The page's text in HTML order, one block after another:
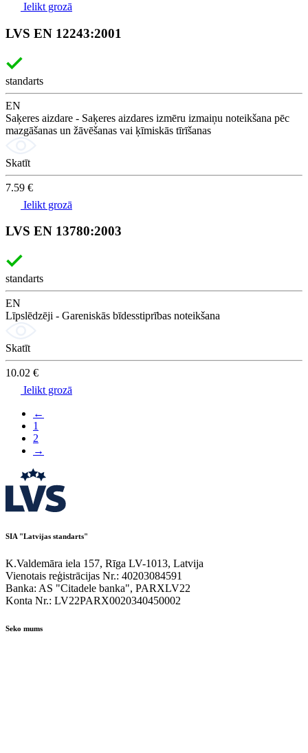
Ielikt grozā
LVS EN 12243:2001
standarts
EN
Saķeres aizdare - Saķeres aizdares izmēru izmaiņu noteikšana pēc
mazgāšanas un žāvēšanas vai ķīmiskās tīrīšanas
Skatīt
7.59 €
Ielikt grozā
LVS EN 13780:2003
standarts
EN
Līpslēdzēji - Gareniskās bīdesstiprības noteikšana
Skatīt
10.02 €
Ielikt grozā
←
1
2
→
SIA "Latvijas standarts"
K.Valdemāra iela 157, Rīga LV-1013, Latvija
Vienotais reģistrācijas Nr.: 40203084591
Banka: AS "Citadele banka", PARXLV22
Konta Nr.: LV22PARX0020340450002
Seko mums